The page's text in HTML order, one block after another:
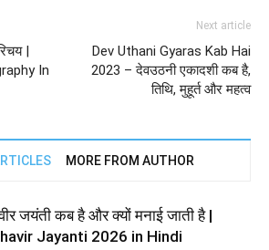
|
In
Next article
Dev Uthani Gyaras Kab Hai
2023 – देवउठनी एकादशी कब है,
तिथि, मुहूर्त और महत्व
MORE FROM AUTHOR
जयंती कब है और क्यों मनाई जाती है |
Jayanti 2026 in Hindi